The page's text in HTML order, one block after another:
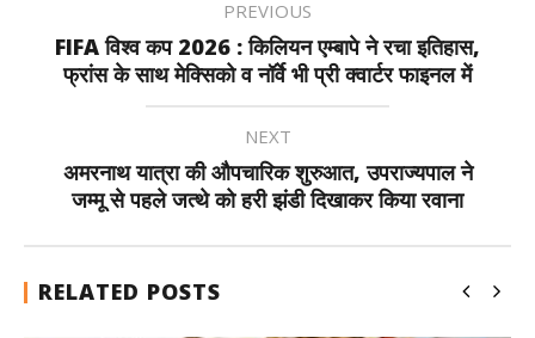
PREVIOUS
FIFA विश्व कप 2026 : किलियन एम्बापे ने रचा इतिहास,
फ्रांस के साथ मेक्सिको व नॉर्वे भी प्री क्वार्टर फाइनल में
NEXT
अमरनाथ यात्रा की औपचारिक शुरुआत, उपराज्यपाल ने
जम्मू से पहले जत्थे को हरी झंडी दिखाकर किया रवाना
RELATED POSTS